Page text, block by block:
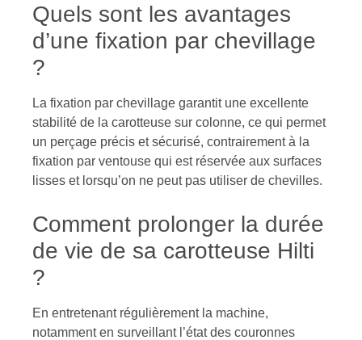
Quels sont les avantages
d’une fixation par chevillage
?
La fixation par chevillage garantit une excellente
stabilité de la carotteuse sur colonne, ce qui permet
un perçage précis et sécurisé, contrairement à la
fixation par ventouse qui est réservée aux surfaces
lisses et lorsqu’on ne peut pas utiliser de chevilles.
Comment prolonger la durée
de vie de sa carotteuse Hilti
?
En entretenant régulièrement la machine,
notamment en surveillant l’état des couronnes